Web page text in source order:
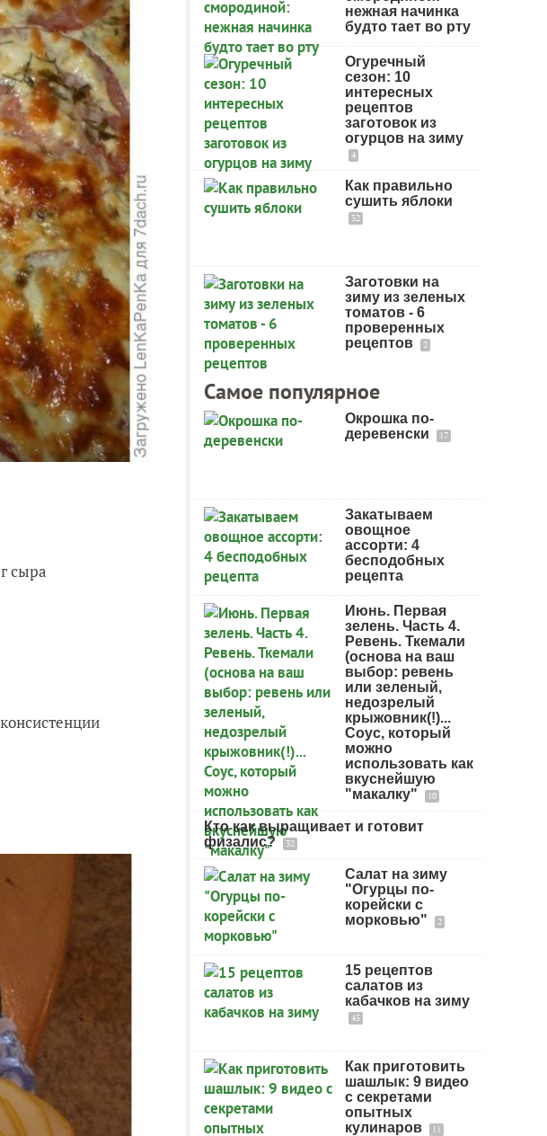
сыра
нежная начинка
будто тает во рту
Огуречный
сезон: 10
интересных
рецептов
заготовок из
огурцов на зиму
4
Как правильно
сушить яблоки
32
Заготовки на
зиму из зеленых
томатов - 6
проверенных
рецептов
2
Самое популярное
Окрошка по-
деревенски
17
Закатываем
овощное
ассорти: 4
бесподобных
рецепта
Июнь. Первая
зелень. Часть 4.
Ревень. Ткемали
(основа на ваш
выбор: ревень
или зеленый,
недозрелый
крыжовник(!)...
Соус, который
можно
использовать как
вкуснейшую
"макалку"
10
Кто как выращивает и готовит
физалис?
32
Салат на зиму
"Огурцы по-
корейски с
морковью"
2
15 рецептов
салатов из
кабачков на зиму
45
Как приготовить
шашлык: 9 видео
с секретами
опытных
кулинаров
11